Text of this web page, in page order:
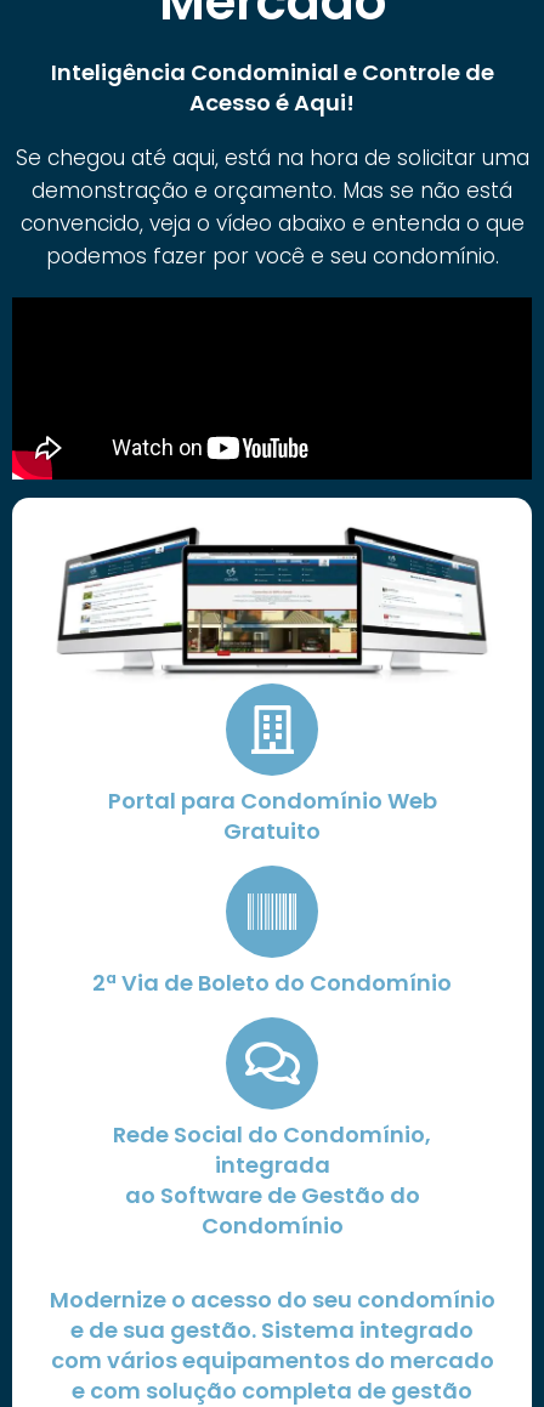
Inteligência Condominial e Controle de
Acesso é Aqui!
Se chegou até aqui, está na hora de solicitar uma
demonstração e orçamento. Mas se não está
convencido, veja o vídeo abaixo e entenda o que
podemos fazer por você e seu condomínio.
Portal para Condomínio Web
Gratuito
2ª Via de Boleto do Condomínio
Rede Social do Condomínio,
integrada
ao Software de Gestão do
Condomínio
Modernize o acesso do seu condomínio
e de sua gestão. Sistema integrado
com vários equipamentos do mercado
e com solução completa de gestão